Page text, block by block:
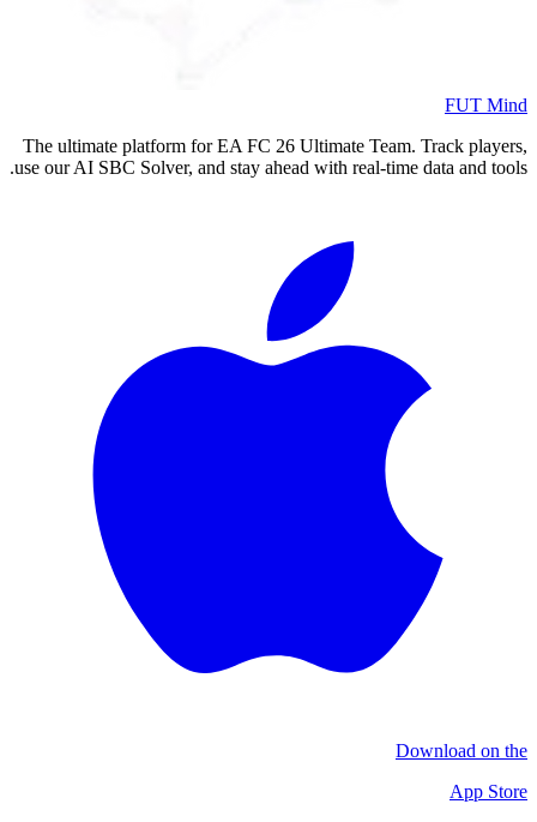
FUT Mind
The ultimate platform for EA FC 26 Ultimate Team. Track players,
use our AI SBC Solver, and stay ahead with real-time data and tools.
Download on the
App Store